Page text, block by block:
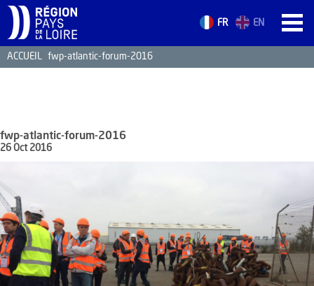
FR EN
FORMATION
ACCUEIL fwp-atlantic-forum-2016
fwp-atlantic-forum-2016
26 Oct 2016